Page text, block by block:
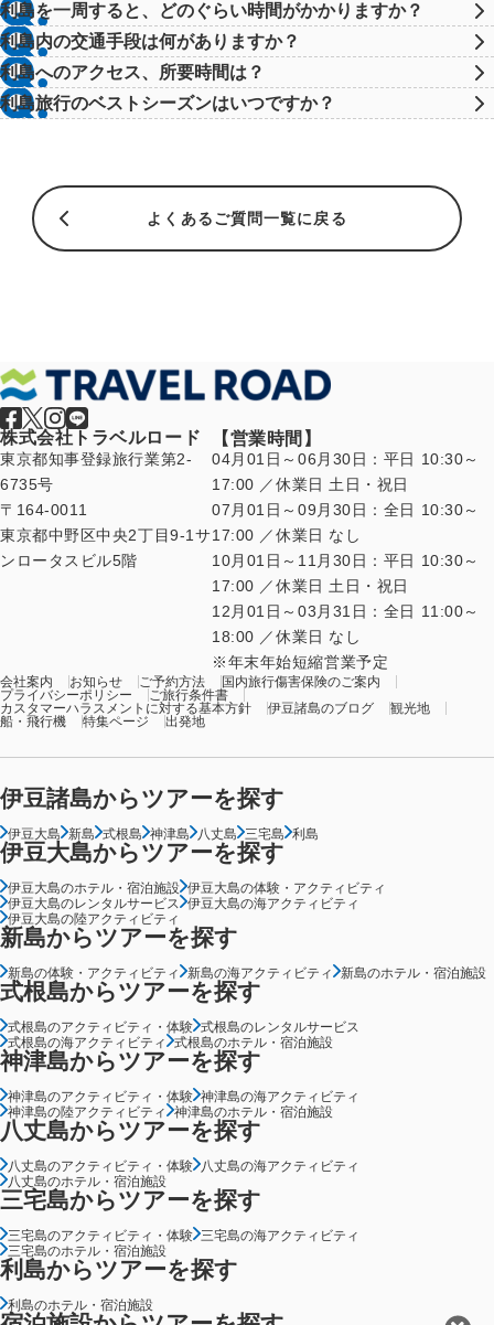
利島を一周すると、どのぐらい時間がかかりますか？
利島内の交通手段は何がありますか？
利島へのアクセス、所要時間は？
利島旅行のベストシーズンはいつですか？
よくあるご質問一覧に戻る
株式会社トラベルロード
東京都知事登録旅行業第2-
6735号
〒164-0011
東京都中野区中央2丁目9-1サ
ンロータスビル5階
【営業時間】
04月01日～06月30日：平日 10:30～
17:00 ／休業日 土日・祝日
07月01日～09月30日：全日 10:30～
17:00 ／休業日 なし
10月01日～11月30日：平日 10:30～
17:00 ／休業日 土日・祝日
12月01日～03月31日：全日 11:00～
18:00 ／休業日 なし
年末年始短縮営業予定
会社案内 お知らせ ご予約方法
国内旅行傷害保険のご案内
プライバシーポリシー
ご旅行条件書
カスタマーハラスメントに対する基本方針
伊豆諸島のブログ
観光地
船・飛行機
特集ページ 出発地
伊豆諸島からツアーを探す
伊豆大島 新島 式根島 神津島 八丈島 三宅島 利島
伊豆大島からツアーを探す
伊豆大島のホテル・宿泊施設 伊豆大島の体験・アクティビティ
伊豆大島のレンタルサービス 伊豆大島の海アクティビティ
伊豆大島の陸アクティビティ
新島からツアーを探す
新島の体験・アクティビティ 新島の海アクティビティ 新島のホテル・宿泊施設
式根島からツアーを探す
式根島のアクティビティ・体験 式根島のレンタルサービス
式根島の海アクティビティ
式根島のホテル・宿泊施設
神津島からツアーを探す
神津島のアクティビティ・体験 神津島の海アクティビティ
神津島の陸アクティビティ
神津島のホテル・宿泊施設
八丈島からツアーを探す
八丈島のアクティビティ・体験 八丈島の海アクティビティ
八丈島のホテル・宿泊施設
三宅島からツアーを探す
三宅島のアクティビティ・体験 三宅島の海アクティビティ
三宅島のホテル・宿泊施設
利島からツアーを探す
利島のホテル・宿泊施設